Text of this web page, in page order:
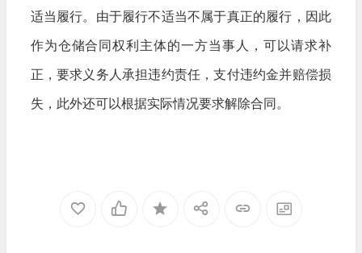
适当履行。由于履行不适当不属于真正的履行，因此
作为仓储合同权利主体的一方当事人，可以请求补
正，要求义务人承担违约责任，支付违约金并赔偿损
失，此外还可以根据实际情况要求解除合同。